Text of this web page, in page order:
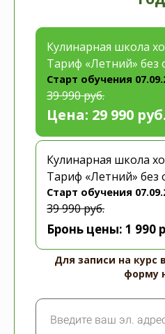
Кулинарная школа
Тариф «Летний» без
Старт обучения
39 990 руб.
29 990 руб.
Кулинарная школа
Тариф «Летний» без
Старт обучения
39 990 руб.
Для записи на курс
форму